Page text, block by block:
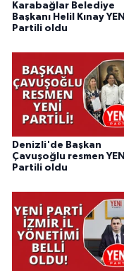
Karabağlar Belediye
Başkanı Helil Kınay YENİ
Partili oldu
Denizli'de Başkan
Çavuşoğlu resmen YENİ
Partili oldu